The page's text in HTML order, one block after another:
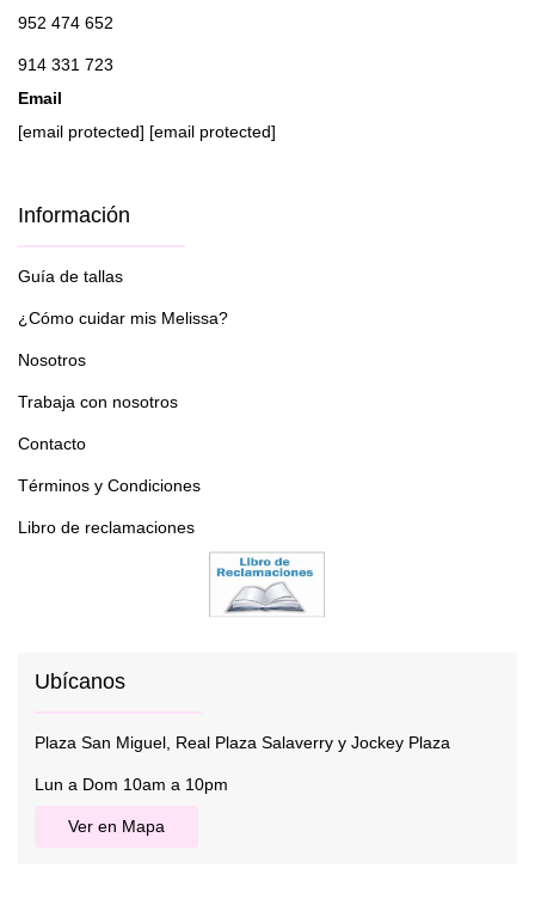
952 474 652
914 331 723
Email
[email protected] [email protected]
Información
Guía de tallas
¿Cómo cuidar mis Melissa?
Nosotros
Trabaja con nosotros
Contacto
Términos y Condiciones
Libro de reclamaciones
Ubícanos
Plaza San Miguel, Real Plaza Salaverry y Jockey Plaza
Lun a Dom 10am a 10pm
Ver en Mapa